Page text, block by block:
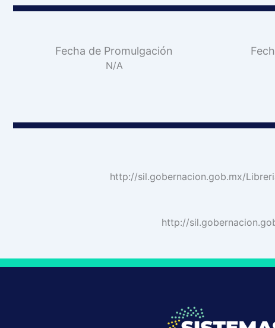
Fecha de Promulgación
N/A
http://sil.gobernacion.gob.mx/
http://